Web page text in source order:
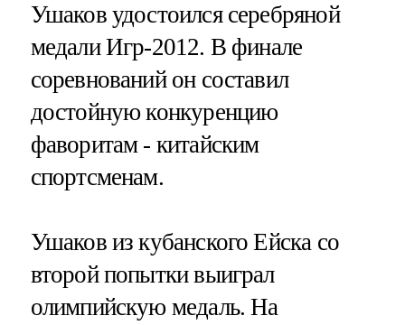
Ушаков удостоился серебряной
медали Игр-2012. В финале
соревнований он составил
достойную конкуренцию
фаворитам - китайским
спортсменам.
Ушаков из кубанского Ейска со
второй попытки выиграл
олимпийскую медаль. На